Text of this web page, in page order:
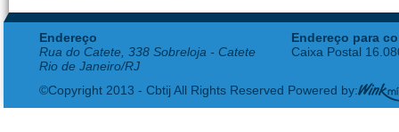
Endereço
Rua do Catete, 338 Sobreloja - Catete
Rio de Janeiro/RJ
Endereço para
Caixa Postal
©Copyright 2013 - Cbtij All Rights Reserved Powered by: